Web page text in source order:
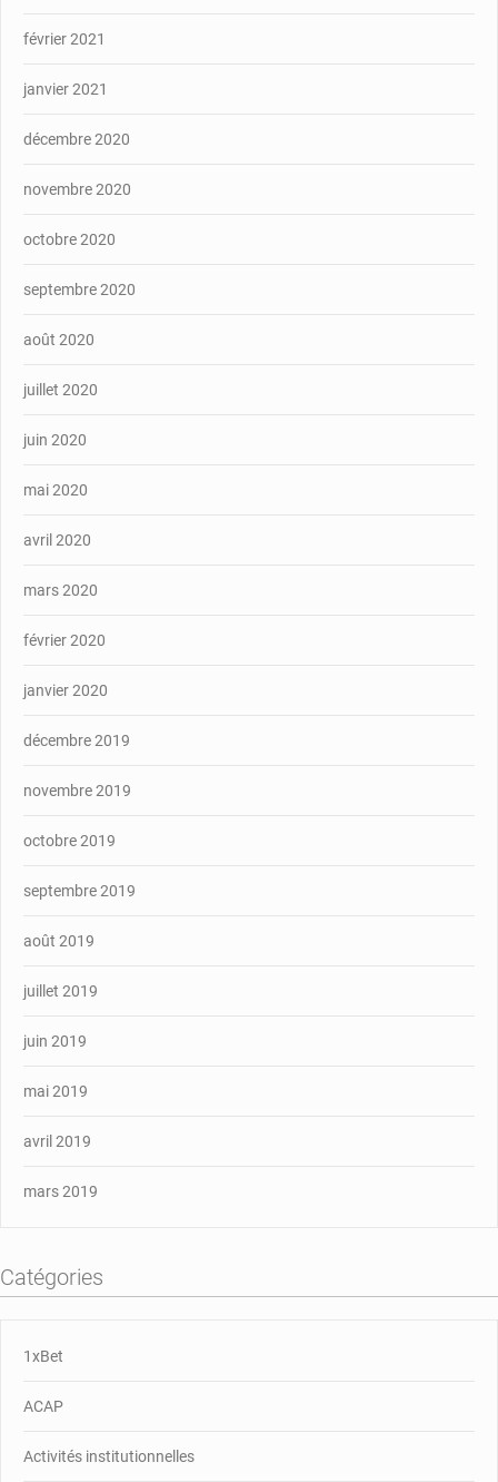
février 2021
janvier 2021
décembre 2020
novembre 2020
octobre 2020
septembre 2020
août 2020
juillet 2020
juin 2020
mai 2020
avril 2020
mars 2020
février 2020
janvier 2020
décembre 2019
novembre 2019
octobre 2019
septembre 2019
août 2019
juillet 2019
juin 2019
mai 2019
avril 2019
mars 2019
Catégories
1xBet
ACAP
Activités institutionnelles